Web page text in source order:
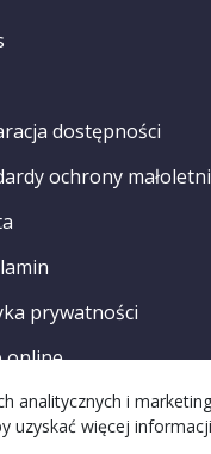
analitycznych i
uzyskać więcej
dostępności
ochrony
prywatności
online
Strony: Grupa WW